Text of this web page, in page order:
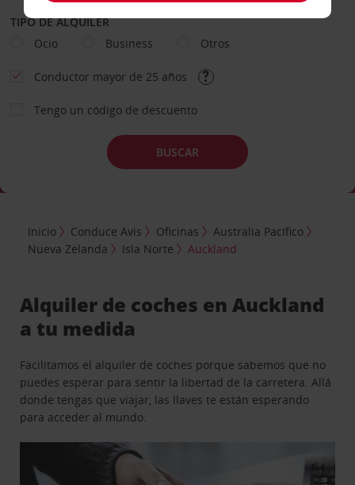
TIPO DE ALQUILER
Ocio
Business Otros
Conductor mayor de 25 años
Tengo un código de descuento
BUSCAR
Inicio Conduce Avis Oficinas
Australia Pacífico
Nueva Zelanda
Isla Norte Auckland
Alquiler de coches en Auckland
a tu medida
Facilitamos el alquiler de coches porque sabemos que no
puedes esperar para sentir la libertad de la carretera. Allá
donde tengas que viajar, las llaves te están esperando
para acceder al mundo.